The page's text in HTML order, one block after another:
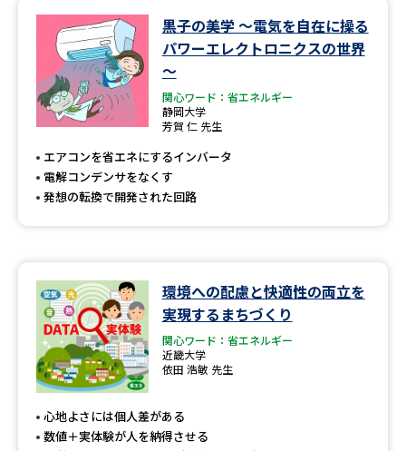
黒子の美学 ～電気を自在に操る
パワーエレクトロニクスの世界
～
関心ワード：省エネルギー
静岡大学
芳賀 仁 先生
エアコンを省エネにするインバータ
電解コンデンサをなくす
発想の転換で開発された回路
環境への配慮と快適性の両立を
実現するまちづくり
関心ワード：省エネルギー
近畿大学
依田 浩敏 先生
心地よさには個人差がある
数値＋実体験が人を納得させる